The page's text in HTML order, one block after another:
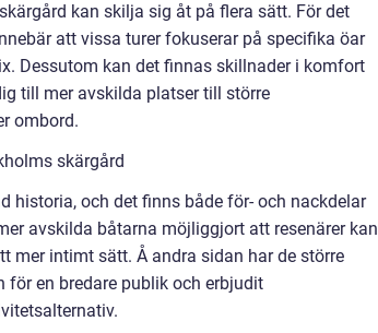
kan skilja sig åt på flera sätt. För det
att vissa turer fokuserar på specifika öar
Dessutom kan det finnas skillnader i komfort
till mer avskilda platser till större
ombord.
skärgård
historia, och det finns både för- och nackdelar
avskilda båtarna möjliggjort att resenärer kan
mer intimt sätt. Å andra sidan har de större
en bredare publik och erbjudit